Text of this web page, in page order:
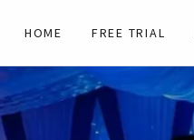
HOME FREE TRIAL